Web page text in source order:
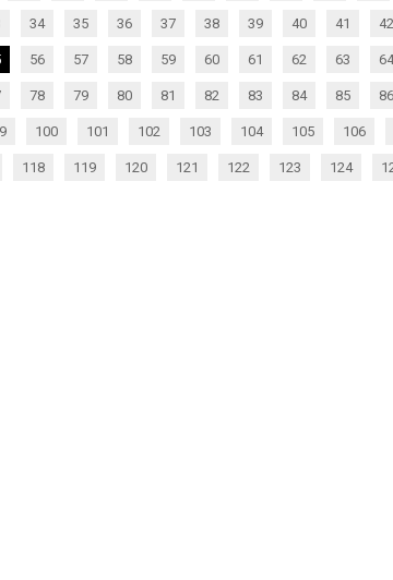
34 35 36 37 38 39 40 41 42
56 57 58 59 60 61 62 63 64
78 79 80 81 82 83 84 85 86
100 101 102 103 104 105 106
118 119 120 121 122 123 124